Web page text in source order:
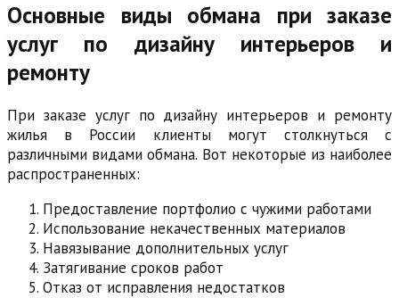
Основные виды обмана при заказе
услуг по дизайну интерьеров и
ремонту
При заказе услуг по дизайну интерьеров и ремонту
жилья в России клиенты могут столкнуться с
различными видами обмана. Вот некоторые из наиболее
распространенных:
Предоставление портфолио с чужими работами
Использование некачественных материалов
Навязывание дополнительных услуг
Затягивание сроков работ
Отказ от исправления недостатков